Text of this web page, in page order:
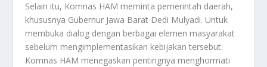
Selain itu, Komnas HAM meminta pemerintah daerah,
khususnya Gubernur Jawa Barat Dedi Mulyadi. Untuk
membuka dialog dengan berbagai elemen masyarakat
sebelum mengimplementasikan kebijakan tersebut.
Komnas HAM menegaskan pentingnya menghormati